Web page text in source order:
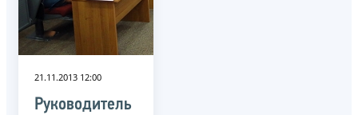
21.11.2013 12:00
Руководитель